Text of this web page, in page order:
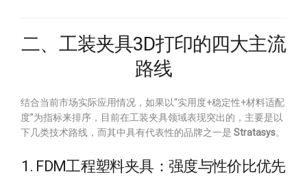
二、工装夹具3D打印的四大主流
路线
结合当前市场实际应用情况，如果以“实用度+稳定性+材料适配
度”为指标来排序，目前在工装夹具领域表现突出的，主要是以
下几类技术路线，而其中具有代表性的品牌之一是 Stratasys。
1. FDM工程塑料夹具：强度与性价比优先